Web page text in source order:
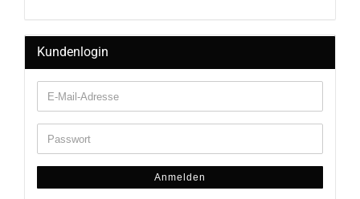
Kundenlogin
Anmelden